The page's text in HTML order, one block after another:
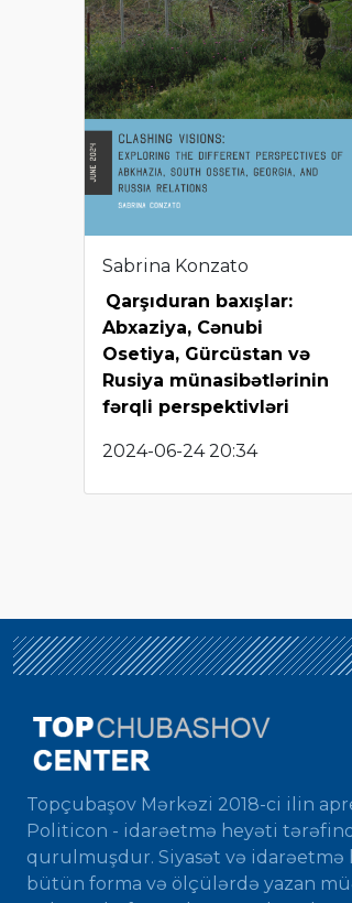
Sabrina Konzato
Qarşıduran baxışlar:
Abxaziya, Cənubi
Osetiya, Gürcüstan və
Rusiya münasibətlərinin
fərqli perspektivləri
2024-06-24 20:34
Topçubaşov Mərkəzi 2018-ci ilin
Politicon - idarəetmə heyəti
qurulmuşdur. Siyasət və idarəetmə
bütün forma və ölçülərdə yazan